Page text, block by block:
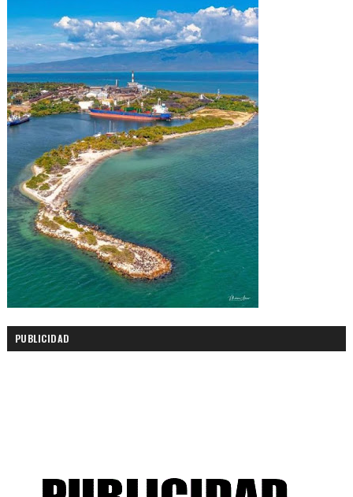
PUBLICIDAD